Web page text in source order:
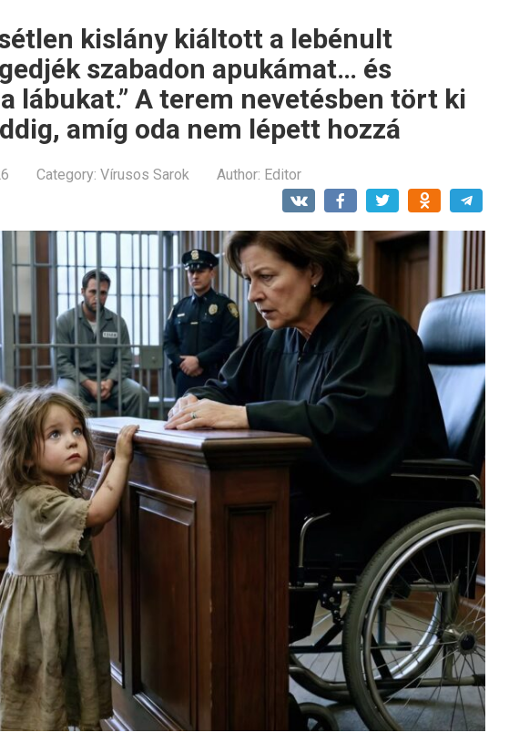
kislány kiáltott a lebénult
szabadon apukámat… és
lábukat.” A terem nevetésben tört ki
amíg oda nem lépett hozzá
Category: Vírusos Sarok Author: Editor